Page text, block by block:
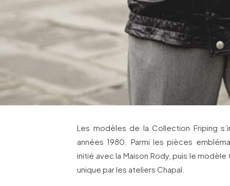
Les modèles de la Collection Friping
années 1980. Parmi les pièces
initié avec la Maison Rody, puis le
unique par les ateliers Chapal.